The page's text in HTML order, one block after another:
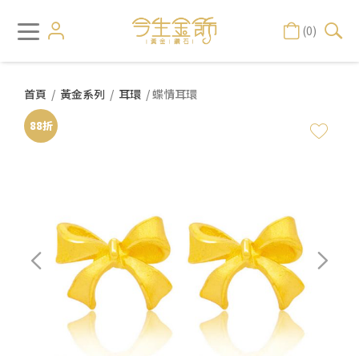
(0)
首頁 / 黃金系列 / 耳環 / 蝶情耳環
88折